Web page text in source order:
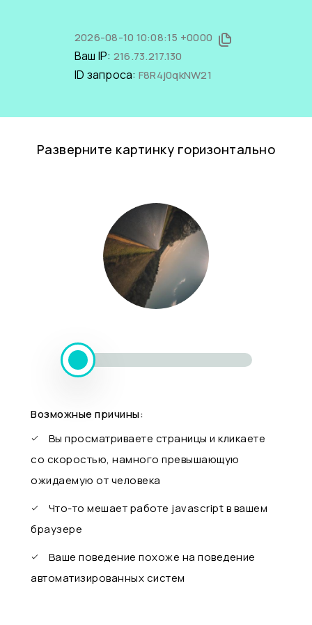
2026-08-10 10:08:15 +0000
Ваш IP: 216.73.217.130
ID запроса: F8R4j0qkNW21
Разверните картинку горизонтально
Возможные причины:
Вы просматриваете страницы и кликаете
со скоростью, намного превышающую
ожидаемую от человека
Что-то мешает работе javascript в вашем
браузере
Ваше поведение похоже на поведение
автоматизированных систем